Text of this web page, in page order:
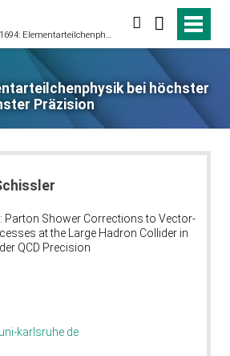
GRK 1694: Elementarteilchenphysik bei höchster Energie und höchster Präzision
suchen
bei höchster
Präzision
Shower Corrections to Vector-
at the Large Hadron Collider in
QCD Precision
karlsruhe de